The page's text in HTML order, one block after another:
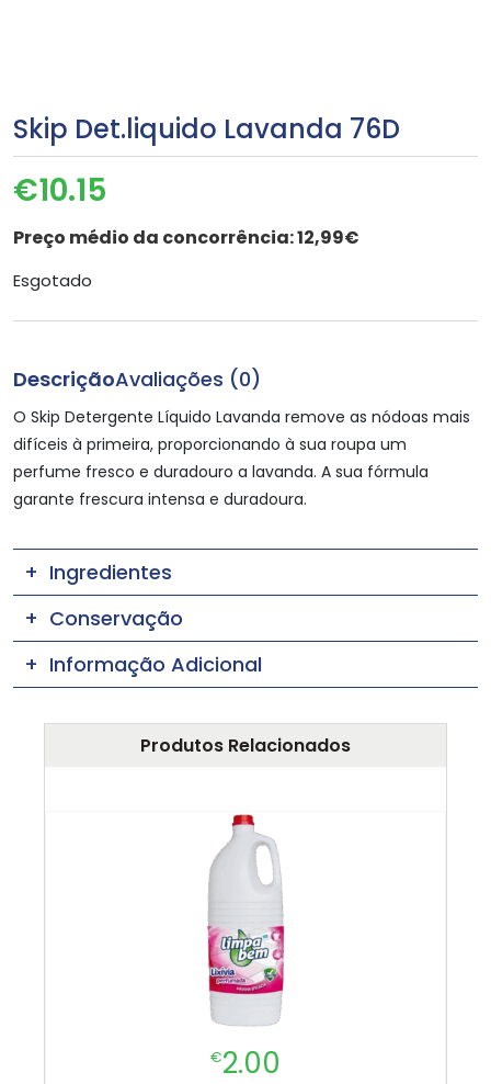
Skip Det.liquido Lavanda 76D
€10.15
Preço médio da concorrência:12,99€
Esgotado
DescriçãoAvaliações (0)
O Skip Detergente Líquido Lavanda remove as nódoas mais
difíceis à primeira, proporcionando à sua roupa um
perfume fresco e duradouro a lavanda. A sua fórmula
garante frescura intensa e duradoura.
Ingredientes
Conservação
Informação Adicional
Produtos Relacionados
€2.00